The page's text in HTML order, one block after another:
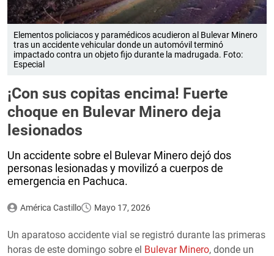
Elementos policiacos y paramédicos acudieron al Bulevar Minero
tras un accidente vehicular donde un automóvil terminó
impactado contra un objeto fijo durante la madrugada. Foto:
Especial
¡Con sus copitas encima! Fuerte
choque en Bulevar Minero deja
lesionados
Un accidente sobre el Bulevar Minero dejó dos
personas lesionadas y movilizó a cuerpos de
emergencia en Pachuca.
América Castillo Mayo 17, 2026
Un aparatoso accidente vial se registró durante las primeras
horas de este domingo sobre el Bulevar Minero, donde un